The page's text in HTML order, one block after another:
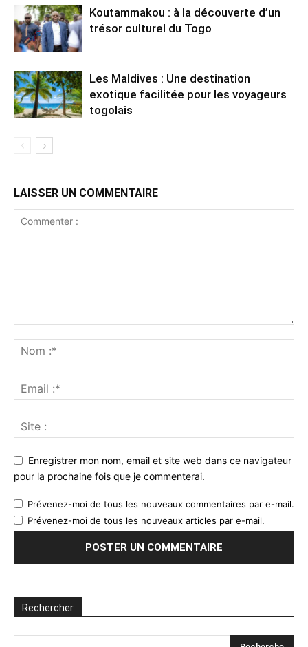
Koutammakou : à la découverte d’un
trésor culturel du Togo
Les Maldives : Une destination
exotique facilitée pour les voyageurs
togolais
LAISSER UN COMMENTAIRE
Enregistrer mon nom, email et site web dans ce navigateur
pour la prochaine fois que je commenterai.
Prévenez-moi de tous les nouveaux commentaires par e-mail.
Prévenez-moi de tous les nouveaux articles par e-mail.
Rechercher